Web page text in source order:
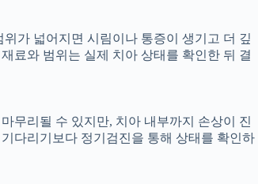
가 넓어지면 시림이나 통증이 생기고 더 깊
료와 범위는 실제 치아 상태를 확인한 뒤 결
무리될 수 있지만, 치아 내부까지 손상이 진
다리기보다 정기검진을 통해 상태를 확인하